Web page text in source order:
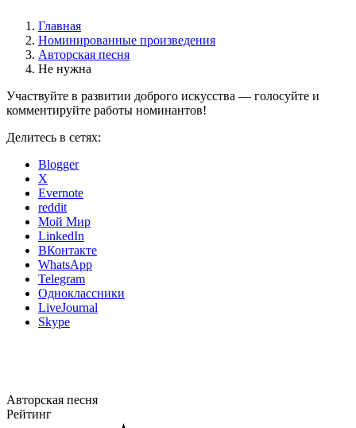
Главная
Номинированные произведения
Авторская песня
Не нужна
Участвуйте в развитии доброго искусства — голосуйте и
комментируйте работы номинантов!
Делитесь в сетях:
Blogger
X
Evernote
reddit
Мой Мир
LinkedIn
ВКонтакте
WhatsApp
Telegram
Одноклассники
LiveJournal
Skype
Авторская песня
Рейтинг